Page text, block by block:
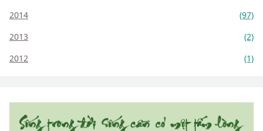
2014
(97)
2013
(2)
2012
(1)